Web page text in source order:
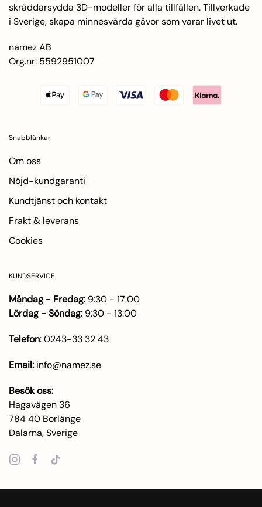
skräddarsydda 3D-modeller för alla tillfällen. Tillverkade
i Sverige, skapa minnesvärda gåvor som varar livet ut.
namez AB
Org.nr: 5592951007
Snabblänkar
Om oss
Nöjd-kundgaranti
Kundtjänst och kontakt
Frakt & leverans
Cookies
KUNDSERVICE
Måndag - Fredag: 9:30 - 17:00
Lördag - Söndag: 9:30 - 13:00
Telefon:0243-33 32 43
Email: info@namez.se
Besök oss:
Hagavägen 36
784 40 Borlänge
Dalarna, Sverige